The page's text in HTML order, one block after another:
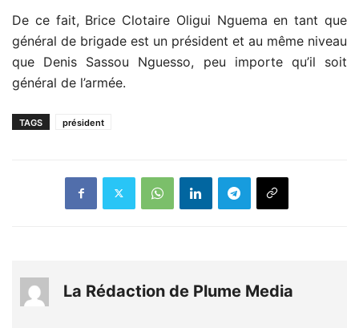
De ce fait, Brice Clotaire Oligui Nguema en tant que
général de brigade est un président et au même niveau
que Denis Sassou Nguesso, peu importe qu’il soit
général de l’armée.
TAGS président
La Rédaction de Plume Media